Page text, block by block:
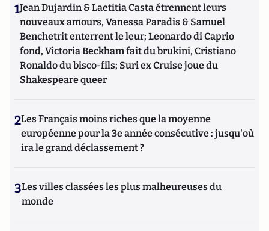
1Jean Dujardin & Laetitia Casta étrennent leurs
nouveaux amours, Vanessa Paradis & Samuel
Benchetrit enterrent le leur; Leonardo di Caprio
fond, Victoria Beckham fait du brukini, Cristiano
Ronaldo du bisco-fils; Suri ex Cruise joue du
Shakespeare queer
2Les Français moins riches que la moyenne
européenne pour la 3e année consécutive : jusqu'où
ira le grand déclassement ?
3Les villes classées les plus malheureuses du
monde